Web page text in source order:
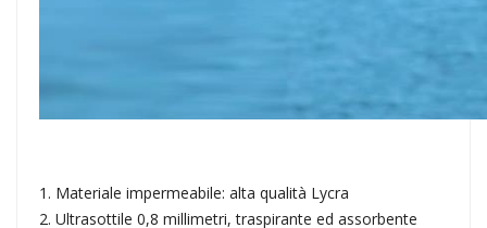
1. Materiale impermeabile: alta qualità Lycra
2. Ultrasottile 0,8 millimetri, traspirante ed assorbente